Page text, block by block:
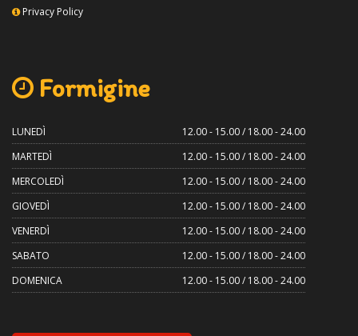
Privacy Policy
Formigine
LUNEDÌ
12.00 - 15.00 / 18.00 - 24.00
MARTEDÌ
12.00 - 15.00 / 18.00 - 24.00
MERCOLEDÌ
12.00 - 15.00 / 18.00 - 24.00
GIOVEDÌ
12.00 - 15.00 / 18.00 - 24.00
VENERDÌ
12.00 - 15.00 / 18.00 - 24.00
SABATO
12.00 - 15.00 / 18.00 - 24.00
DOMENICA
12.00 - 15.00 / 18.00 - 24.00